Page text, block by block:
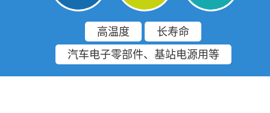
高温度
长寿命
汽车电子零部件、基站电源用等